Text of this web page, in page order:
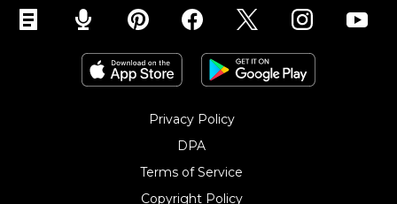
Privacy Policy
DPA
Terms of Service
Copyright Policy‎